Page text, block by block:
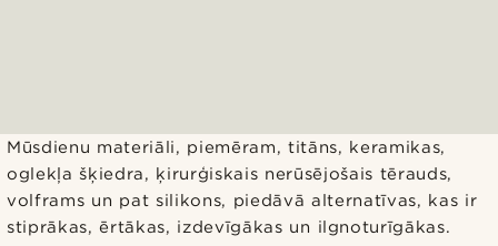
Mūsdienu materiāli, piemēram, titāns, keramikas,
oglekļa šķiedra, ķirurģiskais nerūsējošais tērauds,
volframs un pat silikons, piedāvā alternatīvas, kas ir
stiprākas, ērtākas, izdevīgākas un ilgnoturīgākas.